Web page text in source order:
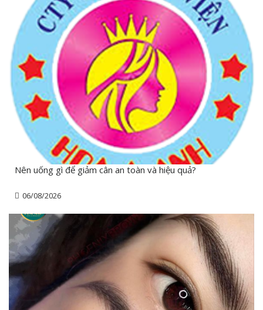
Nên uống gì để giảm cân an toàn và hiệu quả?
06/08/2026